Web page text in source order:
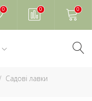
0 0 0
Садові лавки